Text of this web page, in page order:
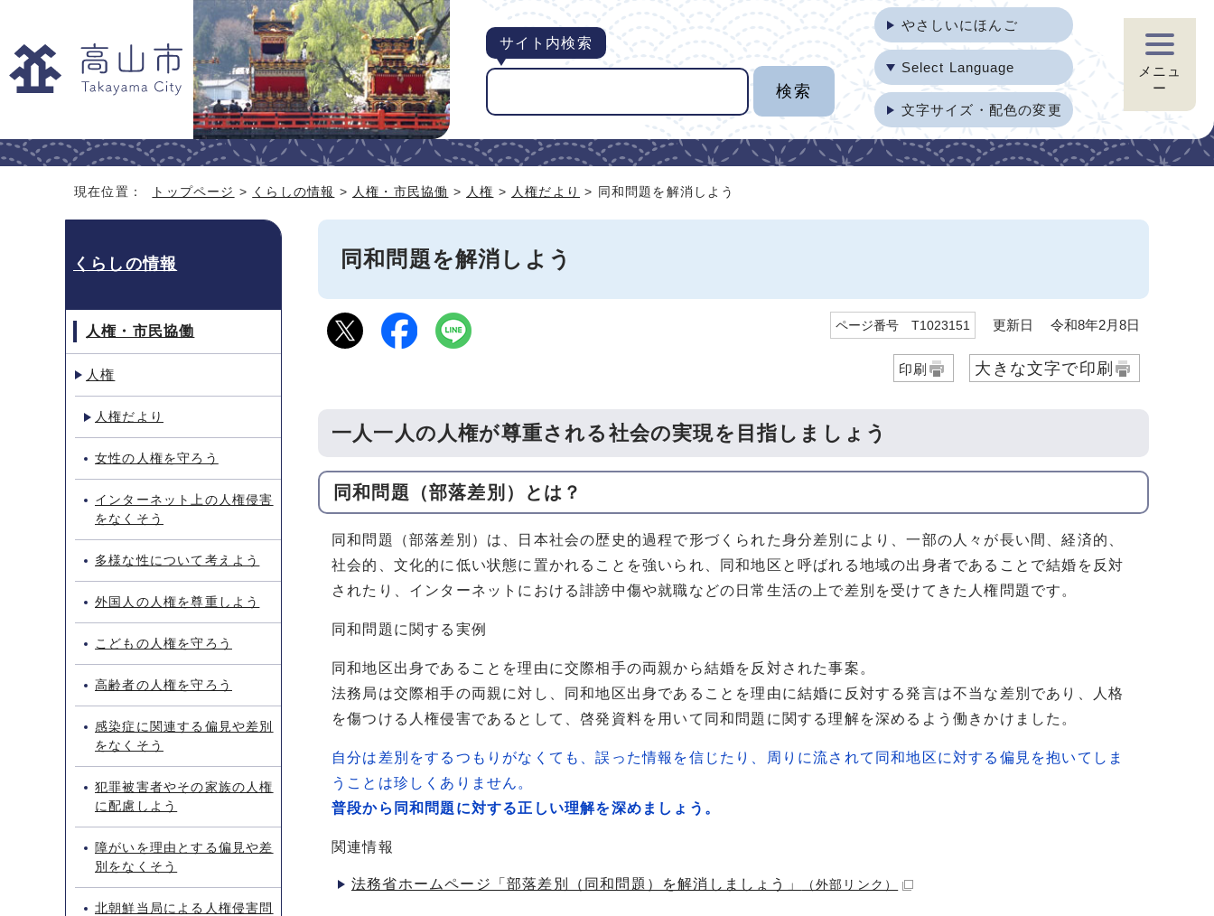
サイト内検索
やさしいにほんご
Select Language
文字サイズ・配色の変更
メニュ
ー
現在位置： トップページ > くらしの情報 > 人権・市民協働 > 人権 > 人権だより > 同和問題を解消しよう
同和問題を解消しよう
ページ番号 T1023151 更新日 令和8年2月8日
印刷 大きな文字で印刷
一人一人の人権が尊重される社会の実現を目指しましょう
同和問題（部落差別）とは？
同和問題（部落差別）は、日本社会の歴史的過程で形づくられた身分差別により、一部の人々が長い間、経済的、
社会的、文化的に低い状態に置かれることを強いられ、同和地区と呼ばれる地域の出身者であることで結婚を反対
されたり、インターネットにおける誹謗中傷や就職などの日常生活の上で差別を受けてきた人権問題です。
同和問題に関する実例
同和地区出身であることを理由に交際相手の両親から結婚を反対された事案。
法務局は交際相手の両親に対し、同和地区出身であることを理由に結婚に反対する発言は不当な差別であり、人格
を傷つける人権侵害であるとして、啓発資料を用いて同和問題に関する理解を深めるよう働きかけました。
自分は差別をするつもりがなくても、誤った情報を信じたり、周りに流されて同和地区に対する偏見を抱いてしま
うことは珍しくありません。
普段から同和問題に対する正しい理解を深めましょう。
関連情報
法務省ホームページ「部落差別（同和問題）を解消しましょう」 （外部リンク）
くらしの情報
人権・市民協働
人権
人権だより
女性の人権を守ろう
インターネット上の人権侵害
をなくそう
多様な性について考えよう
外国人の人権を尊重しよう
こどもの人権を守ろう
高齢者の人権を守ろう
感染症に関連する偏見や差別
をなくそう
犯罪被害者やその家族の人権
に配慮しよう
障がいを理由とする偏見や差
別をなくそう
北朝鮮当局による人権侵害問